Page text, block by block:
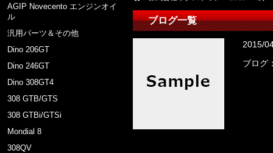
AGIP Novecento エンジンオイ
ル
汎用パーツ＆その他
Dino 206GT
Dino 246GT
Dino 308GT4
308 GTB/GTS
308 GTBi/GTSi
Mondial 8
308QV
ブログ一覧
2015/
ブログ